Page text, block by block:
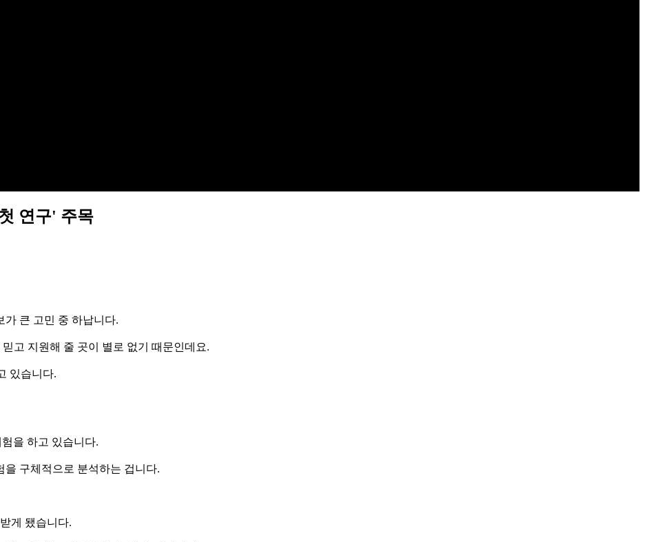
연구' 주목
큰 고민 중 하납니다.
고 지원해 줄 곳이 별로 없기 때문인데요.
있습니다.
을 하고 있습니다.
구체적으로 분석하는 겁니다.
게 됐습니다.